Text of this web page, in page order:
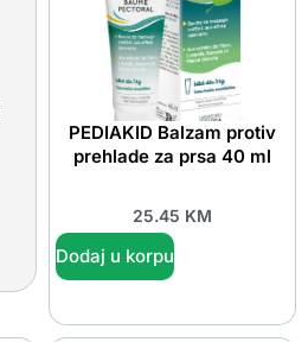
PEDIAKID Balzam protiv
prehlade za prsa 40 ml
25.45 KM
Dodaj u korpu